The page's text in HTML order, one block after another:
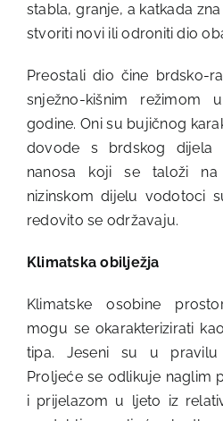
stabla, granje, a katkada
stvoriti novi ili odroniti dio
Preostali dio čine brdsko-
snježno-kišnim režimom
godine. Oni su bujičnog
dovode s brdskog
nanosa koji se taloži na
nizinskom dijelu vodotoci
redovito se održavaju.
Klimatska obilježja
Klimatske osobine
mogu se okarakterizirati
tipa. Jeseni su u
Proljeće se odlikuje naglim
i prijelazom u ljeto iz